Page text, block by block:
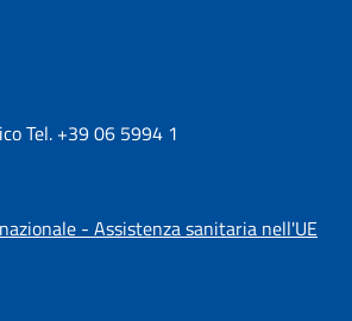
Tel. +39 06 5994 1
- Assistenza sanitaria nell'UE